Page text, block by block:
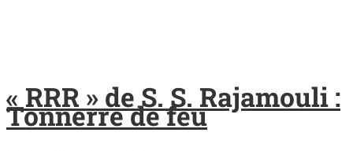
« RRR » de S. S. Rajamouli :
Tonnerre de feu